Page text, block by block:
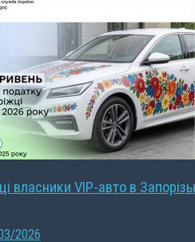
власники VIP-авто в
2026